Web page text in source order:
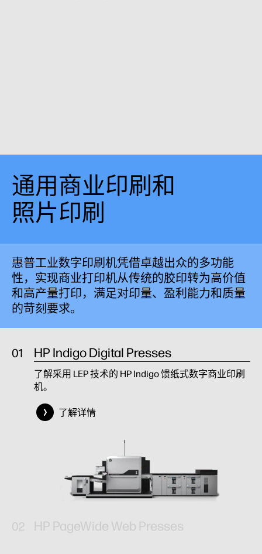
通用商业印刷和
照片印刷
惠普工业数字印刷机凭借卓越出众的多功能
性，实现商业打印机从传统的胶印转为高价值
和高产量打印，满足对印量、盈利能力和质量
的苛刻要求。
HP Indigo Digital Presses
了解采用 LEP 技术的 HP Indigo 馈纸式数字商业印刷
机。
了解详情
HP PageWide Web Presses